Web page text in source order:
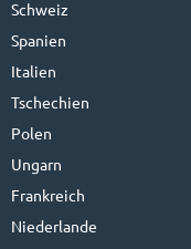
Schweiz
Spanien
Italien
Tschechien
Polen
Ungarn
Frankreich
Niederlande